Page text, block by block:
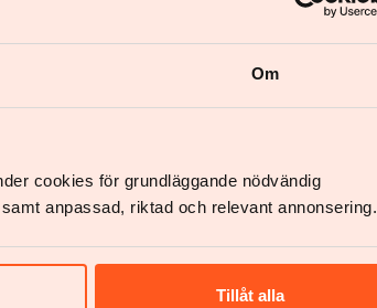
Om
cookies för grundläggande nödvändig
anpassad, riktad och relevant annonsering.
Tillåt alla